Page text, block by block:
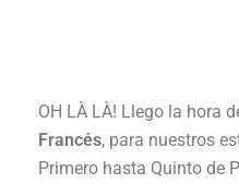
OH LÀ LÀ! Llego la hora
Francés, para nuestros
Primero hasta Quinto de